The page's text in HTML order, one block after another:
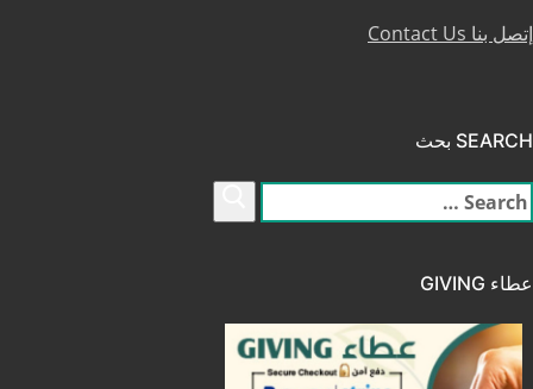
إتصل بنا Contact Us
SEARCH بحث
البحث
عن:
عطاء GIVING